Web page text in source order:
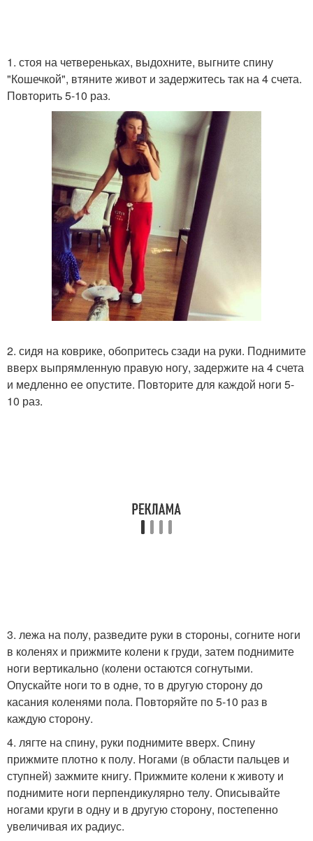
1. стоя на четвереньках, выдохните, выгните спину
"Кошечкой", втяните живот и задержитесь так на 4 счета.
Повторить 5-10 раз.
2. сидя на коврике, обопритесь сзади на руки. Поднимите
вверх выпрямленную правую ногу, задержите на 4 счета
и медленно ее опустите. Повторите для каждой ноги 5-
10 раз.
3. лежа на полу, разведите руки в стороны, согните ноги
в коленях и прижмите колени к груди, затем поднимите
ноги вертикально (колени остаются согнутыми.
Опускайте ноги то в однe, то в другую сторону до
касания коленями пола. Повторяйте по 5-10 раз в
каждую сторону.
4. лягте на спину, руки поднимите вверх. Спину
прижмите плотно к полу. Ногами (в области пальцев и
ступней) зажмите книгу. Прижмите колени к животу и
поднимите ноги перпендикулярно телу. Описывайте
ногами круги в одну и в другую сторону, постепенно
увеличивая их радиус.